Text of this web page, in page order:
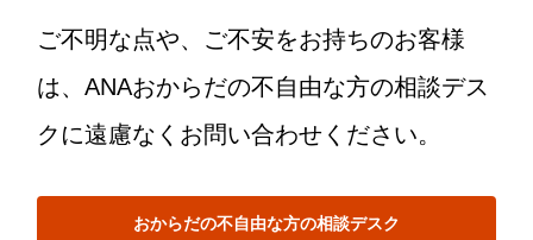
ご不明な点や、ご不安をお持ちのお客様
は、ANAおからだの不自由な方の相談デス
クに遠慮なくお問い合わせください。
おからだの不自由な方の相談デスク